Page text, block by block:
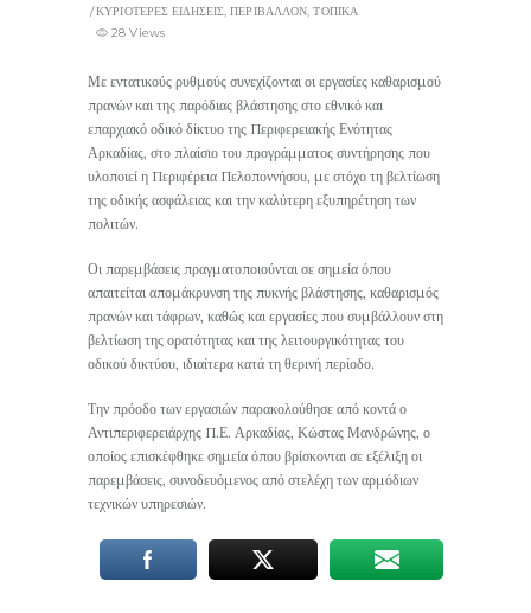
ΚΥΡΙΟΤΕΡΕΣ ΕΙΔΗΣΕΙΣ,ΠΕΡΙΒΑΛΛΟΝ,ΤΟΠΙΚΑ
28 Views
Με εντατικούς ρυθμούς συνεχίζονται οι εργασίες καθαρισμού
πρανών και της παρόδιας βλάστησης στο εθνικό και
επαρχιακό οδικό δίκτυο της Περιφερειακής Ενότητας
Αρκαδίας, στο πλαίσιο του προγράμματος συντήρησης που
υλοποιεί η Περιφέρεια Πελοποννήσου, με στόχο τη βελτίωση
της οδικής ασφάλειας και την καλύτερη εξυπηρέτηση των
πολιτών.
Οι παρεμβάσεις πραγματοποιούνται σε σημεία όπου
απαιτείται απομάκρυνση της πυκνής βλάστησης, καθαρισμός
πρανών και τάφρων, καθώς και εργασίες που συμβάλλουν στη
βελτίωση της ορατότητας και της λειτουργικότητας του
οδικού δικτύου, ιδιαίτερα κατά τη θερινή περίοδο.
Την πρόοδο των εργασιών παρακολούθησε από κοντά ο
Αντιπεριφερειάρχης Π.Ε. Αρκαδίας, Κώστας Μανδρώνης, ο
οποίος επισκέφθηκε σημεία όπου βρίσκονται σε εξέλιξη οι
παρεμβάσεις, συνοδευόμενος από στελέχη των αρμόδιων
τεχνικών υπηρεσιών.